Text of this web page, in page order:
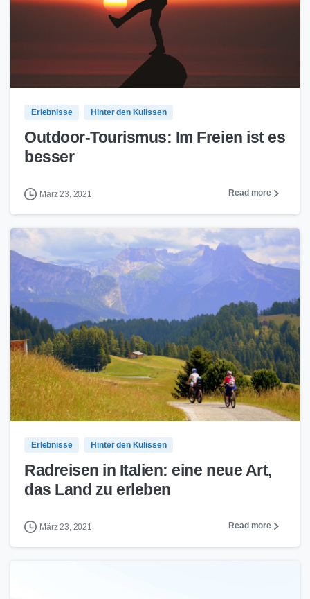
Erlebnisse Hinter den Kulissen
Outdoor-Tourismus: Im Freien ist es
besser
März 23, 2021 Read more
13 0
Erlebnisse Hinter den Kulissen
Radreisen in Italien: eine neue Art,
das Land zu erleben
März 23, 2021 Read more